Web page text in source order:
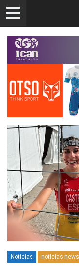
Noticias noticias news